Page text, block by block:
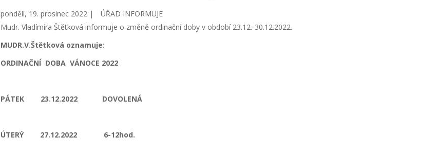
pondělí, 19. prosinec 2022 |
ÚŘAD INFORMUJE
Mudr. Vladímíra Štětková informuje o změně ordinační doby v období 23.12.-30.12.2022.
MUDR.V.Štětková oznamuje:
ORDINAČNÍ DOBA VÁNOCE 2022
PÁTEK 23.12.2022 DOVOLENÁ
ÚTERÝ 27.12.2022 6-12hod.